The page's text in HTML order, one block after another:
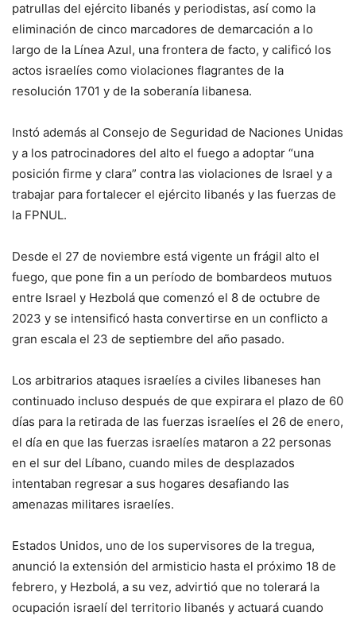
patrullas del ejército libanés y periodistas, así como la
eliminación de cinco marcadores de demarcación a lo
largo de la Línea Azul, una frontera de facto, y calificó los
actos israelíes como violaciones flagrantes de la
resolución 1701 y de la soberanía libanesa.
Instó además al Consejo de Seguridad de Naciones Unidas
y a los patrocinadores del alto el fuego a adoptar “una
posición firme y clara” contra las violaciones de Israel y a
trabajar para fortalecer el ejército libanés y las fuerzas de
la FPNUL.
Desde el 27 de noviembre está vigente un frágil alto el
fuego, que pone fin a un período de bombardeos mutuos
entre Israel y Hezbolá que comenzó el 8 de octubre de
2023 y se intensificó hasta convertirse en un conflicto a
gran escala el 23 de septiembre del año pasado.
Los arbitrarios ataques israelíes a civiles libaneses han
continuado incluso después de que expirara el plazo de 60
días para la retirada de las fuerzas israelíes el 26 de enero,
el día en que las fuerzas israelíes mataron a 22 personas
en el sur del Líbano, cuando miles de desplazados
intentaban regresar a sus hogares desafiando las
amenazas militares israelíes.
Estados Unidos, uno de los supervisores de la tregua,
anunció la extensión del armisticio hasta el próximo 18 de
febrero, y Hezbolá, a su vez, advirtió que no tolerará la
ocupación israelí del territorio libanés y actuará cuando